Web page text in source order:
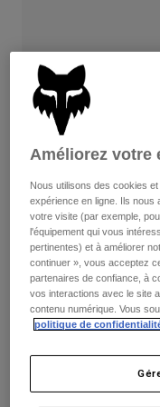
Shorts
Protections
Masques
Chaussettes
Pièces de
Gants
Vestes
Protections
Masques
Chaussettes
Sacs et
Pièces de
Femme
Sweats et Pulls
Vestes
Pantalons
Chemises
Voir tout
Chaussettes
Voir tout
Casques
Maillots
Pantalons
Bottes
Protections
Gants
Avis
Genouillère/
Article n°33836
Améliorez votre
Nous utilisons des cookies
expérience en ligne. Ils nous
votre visite (par exemple,
l'équipement qui vous
pertinentes) et à améliorer
continuer », vous acceptez
partenaires de confiance, à
vos interactions avec le site
contenu numérique. Vous
politique de